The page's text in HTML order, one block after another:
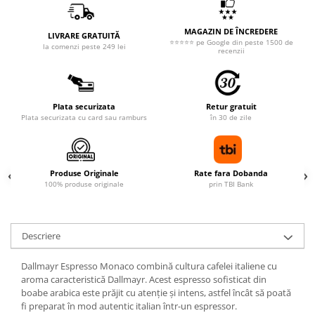
LIVRARE GRATUITĂ
la comenzi peste 249 lei
MAGAZIN DE ÎNCREDERE
⭐⭐⭐⭐⭐ pe Google din peste 1500 de
recenzii
Plata securizata
Plata securizata cu card sau ramburs
Retur gratuit
în 30 de zile
Produse Originale
100% produse originale
Rate fara Dobanda
prin TBI Bank
Descriere
Dallmayr Espresso Monaco combină cultura cafelei italiene cu
aroma caracteristică Dallmayr. Acest espresso sofisticat din
boabe arabica este prăjit cu atenție și intens, astfel încât să poată
fi preparat în mod autentic italian într-un espressor.